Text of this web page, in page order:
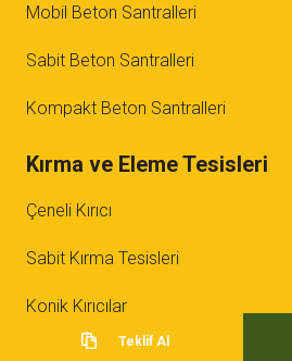
Mobil Beton Santralleri
Sabit Beton Santralleri
Kompakt Beton Santralleri
Kırma ve Eleme Tesisleri
Çeneli Kırıcı
Sabit Kırma Tesisleri
Konik Kırıcılar
Teklif Al